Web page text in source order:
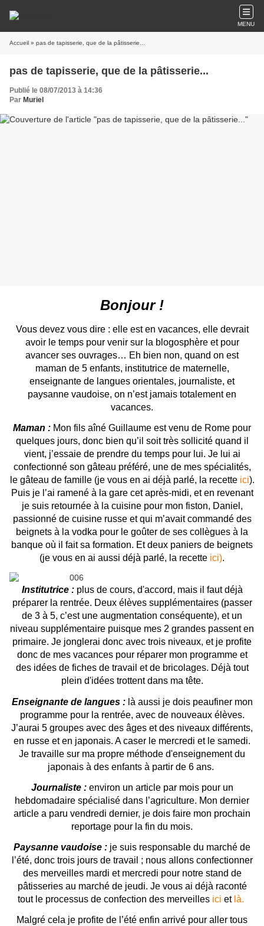
MENU
Accueil » pas de tapisserie, que de la pâtisserie...
pas de tapisserie, que de la pâtisserie...
Publié le 08/07/2013 à 14:36
Par Muriel
Bonjour !
Vous devez vous dire : elle est en vacances, elle devrait
avoir le temps pour venir sur la blogosphère et pour
avancer ses ouvrages… Eh bien non, quand on est
maman de 5 enfants, institutrice de maternelle,
enseignante de langues orientales, journaliste, et
paysanne vaudoise, on n’est jamais totalement en
vacances.
Maman : Mon fils aîné Guillaume est venu de Rome pour
quelques jours, donc bien qu’il soit très sollicité quand il
vient, j’essaie de prendre du temps pour lui. Je lui ai
confectionné son gâteau préféré, une de mes spécialités,
le gâteau de famille (je vous en ai déjà parlé, la recette ici).
Puis je l’ai ramené à la gare cet après-midi, et en revenant
je suis retournée à la cuisine pour mon fiston, Daniel,
passionné de cuisine russe et qui m’avait commandé des
beignets à la vodka pour le goûter de ses collègues à la
banque où il fait sa formation. Et deux paniers de beignets
(je vous en ai aussi déjà parlé, la recette ici).
Institutrice :plus de cours, d'accord, mais il faut déjà
préparer la rentrée. Deux élèves supplémentaires (passer
de 3 à 5, c’est une augmentation conséquente), et un
niveau supplémentaire puisque mes 2 grandes passent en
primaire. Je jonglerai donc avec trois niveaux, et je profite
donc de mes vacances pour réparer mon programme et
des idées de fiches de travail et de bricolages. Déjà tout
plein d'idées trottent dans ma tête.
Enseignante de langues :là aussi je dois peaufiner mon
programme pour la rentrée, avec de nouveaux élèves.
J’aurai 5 groupes avec des âges et des niveaux différents,
en russe et en japonais. A caser le mercredi et le samedi.
Je travaille sur ma propre méthode d'enseignement du
japonais à des enfants à partir de 6 ans.
Journaliste :environ un article par mois pour un
hebdomadaire spécialisé dans l’agriculture. Mon dernier
article a paru vendredi dernier, je dois faire mon prochain
reportage pour la fin du mois.
Paysanne vaudoise : je suis responsable du marché de
l’été, donc trois jours de travail ; nous allons confectionner
des merveilles mardi et mercredi pour notre stand de
pâtisseries au marché de jeudi. Je vous ai déjà raconté
tout le processus de confection des merveilles ici et là.
Malgré cela je profite de l’été enfin arrivé pour aller tous